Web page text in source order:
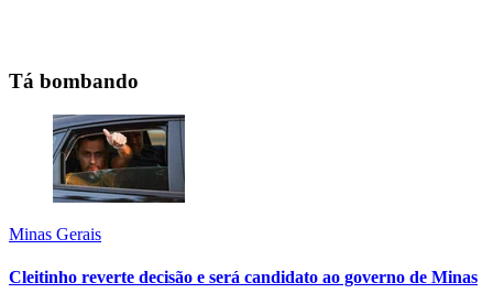
Tá bombando
Minas Gerais
Cleitinho reverte decisão e será candidato ao governo de Minas